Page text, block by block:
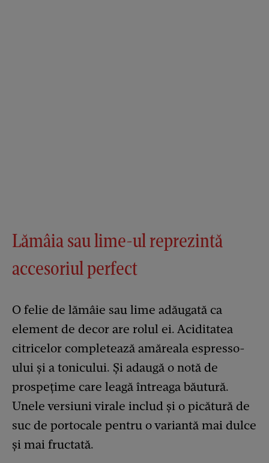
Lămâia sau lime-ul reprezintă
accesoriul perfect
O felie de lămâie sau lime adăugată ca
element de decor are rolul ei. Aciditatea
citricelor completează amăreala espresso-
ului și a tonicului. Și adaugă o notă de
prospețime care leagă întreaga băutură.
Unele versiuni virale includ și o picătură de
suc de portocale pentru o variantă mai dulce
și mai fructată.